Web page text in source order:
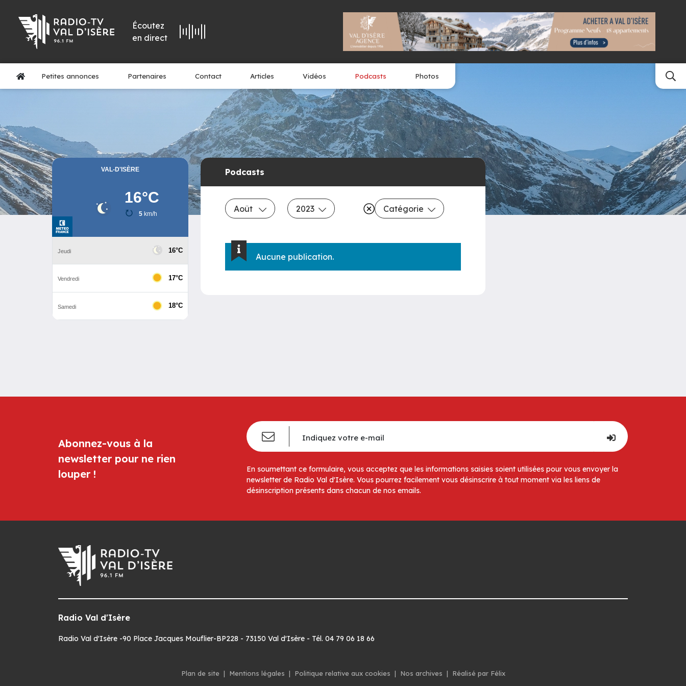
Écoutez
en direct
Petites annonces Partenaires Contact Articles Vidéos Podcasts Photos
Podcasts
Août 2023 Catégorie
Aucune publication.
Abonnez-vous à la
newsletter pour ne rien
louper !
En soumettant ce formulaire, vous acceptez que les informations saisies soient utilisées pour vous envoyer la
newsletter de Radio Val d'Isère. Vous pourrez facilement vous désinscrire à tout moment via les liens de
désinscription présents dans chacun de nos emails.
Radio Val d'Isère
Radio Val d'Isère -90 Place Jacques Mouflier-BP228 - 73150 Val d'Isère - Tél. 04 79 06 18 66
Plan de site | Mentions légales | Politique relative aux cookies | Nos archives | Réalisé par Félix